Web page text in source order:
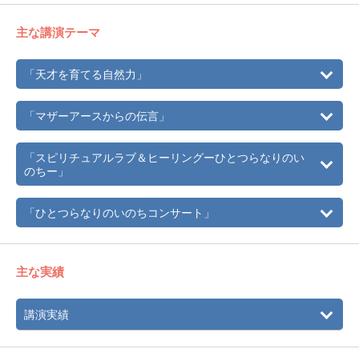
1985年 次男を、屋久島で自宅出産。
1988年 再度、渡米。カリフォルニア山中で生活。スピリ
チュアルバースのワークショップで、スピリチュアルな出
産、育児の教えを受ける。
1989年 帰国。奈良県十津川村に移住。
1990年 三男を夫婦ふたりだけで自宅出産。1992年 長女
を家族と共に自宅出産。1995年 自然と平和をテーマにシ
ンガーソングライターとして、また自然生活や子育てをつ
づったエッセイを雑誌「月間マクロビオティック」などに
連載。1997年 映画「名前のない学校」の音楽に参加。
1998年 98年、99年、00年三回にわたって、NGO、ピース
ボート主宰の世界一周平和の船に講師として乗船。紛争後
のクロアチアや、タヒチ、中米など世界各地で平和コンサ
ートを行う。また、恋愛、セックス、自然出産、育児をテ
ーマに語る「ひとつらなりのいのち」講座を行う。2004
年 「平成野生家族」で北九州市自分史文学賞佳作受賞。
主な講演テーマ
「天才を育てる自然力」
「マザーアースからの伝言」
「スピリチュアルラブ＆ヒーリングーひとつらなりのい
のちー」
「ひとつらなりのいのちコンサート」
主な実績
講演実績